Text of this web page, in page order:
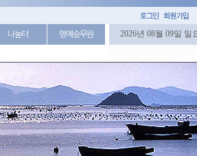
나눔터 명예승무원 2026년 08월 09일 일